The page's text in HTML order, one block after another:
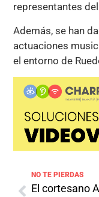
representantes
Además, se han
actuaciones
el entorno de
NO TE PIERDAS
El cortesano